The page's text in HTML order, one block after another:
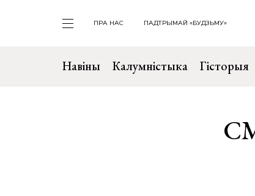
ПРА НАС ПАДТРЫМАЙ «БУДЗЬМУ»
Навіны Калумністыка Гісторыя